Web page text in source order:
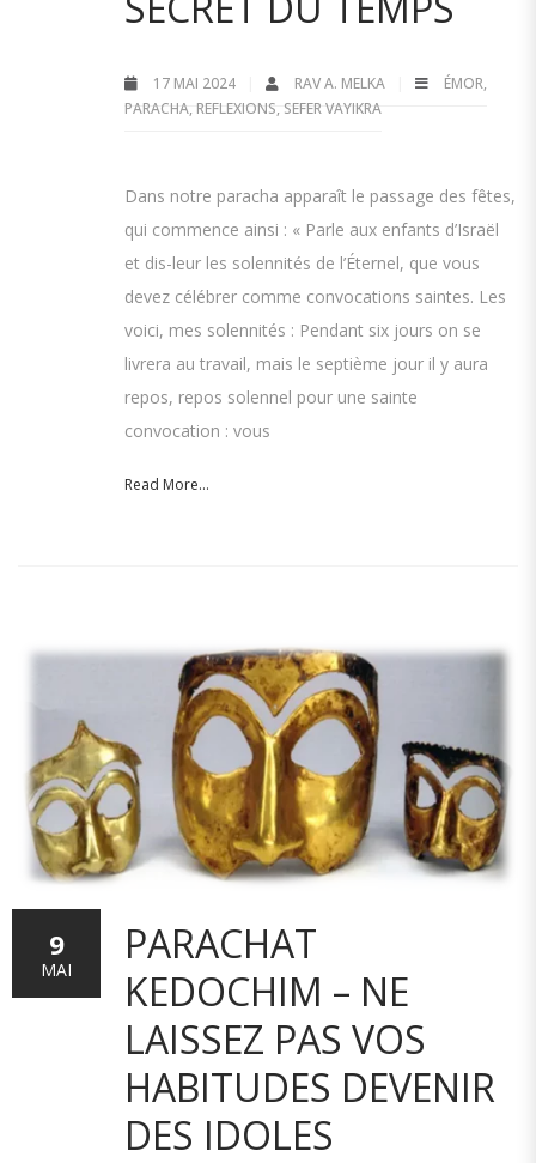
17 MAI 2024 RAV A. MELKA ÉMOR,
PARACHA, REFLEXIONS, SEFER VAYIKRA
Dans notre paracha apparaît le passage des fêtes,
qui commence ainsi : « Parle aux enfants d’Israël
et dis-leur les solennités de l’Éternel, que vous
devez célébrer comme convocations saintes. Les
voici, mes solennités : Pendant six jours on se
livrera au travail, mais le septième jour il y aura
repos, repos solennel pour une sainte
convocation : vous
Read More...
PARACHAT
KEDOCHIM – NE
LAISSEZ PAS VOS
HABITUDES DEVENIR
DES IDOLES
9
MAI